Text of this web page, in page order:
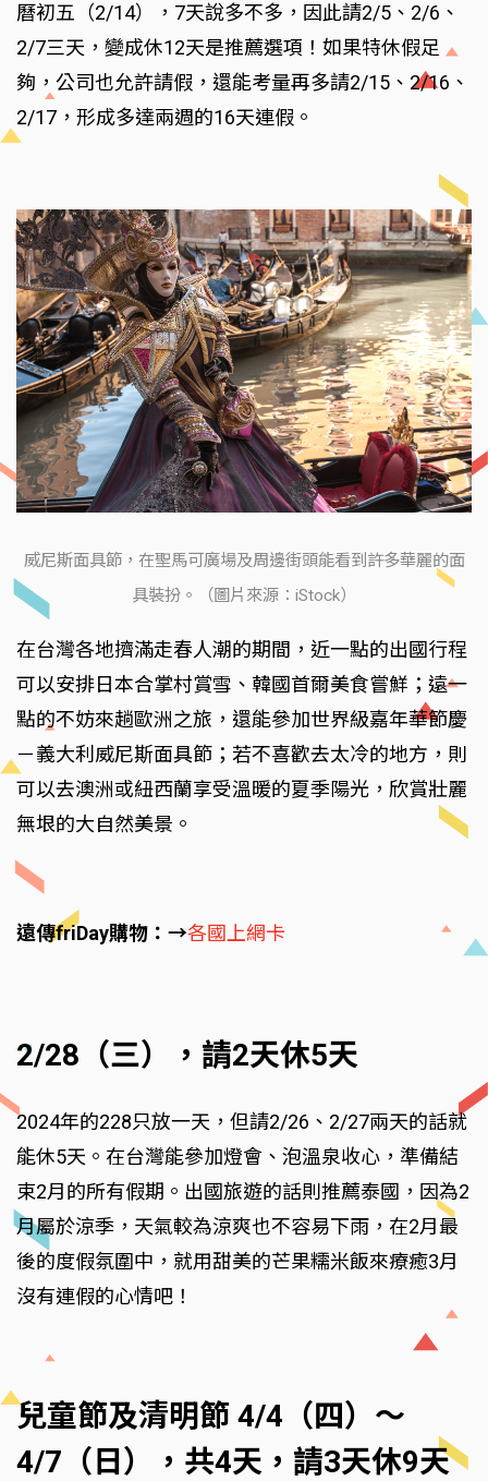
曆初五（2/14），7天說多不多，因此請2/5、2/6、
2/7三天，變成休12天是推薦選項！如果特休假足
夠，公司也允許請假，還能考量再多請2/15、2/16、
2/17，形成多達兩週的16天連假。
威尼斯面具節，在聖馬可廣場及周邊街頭能看到許多華麗的面
具裝扮。（圖片來源：iStock）
在台灣各地擠滿走春人潮的期間，近一點的出國行程
可以安排日本合掌村賞雪、韓國首爾美食嘗鮮；遠一
點的不妨來趟歐洲之旅，還能參加世界級嘉年華節慶
－義大利威尼斯面具節；若不喜歡去太冷的地方，則
可以去澳洲或紐西蘭享受溫暖的夏季陽光，欣賞壯麗
無垠的大自然美景。
遠傳friDay購物：→各國上網卡
2/28（三），請2天休5天
2024年的228只放一天，但請2/26、2/27兩天的話就
能休5天。在台灣能參加燈會、泡溫泉收心，準備結
束2月的所有假期。出國旅遊的話則推薦泰國，因為2
月屬於涼季，天氣較為涼爽也不容易下雨，在2月最
後的度假氛圍中，就用甜美的芒果糯米飯來療癒3月
沒有連假的心情吧！
兒童節及清明節 4/4（四）～
4/7（日），共4天，請3天休9天